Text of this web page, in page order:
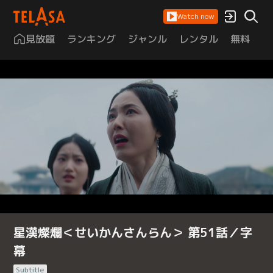
Watch now
見放題 ランキング ジャンル レンタル 無料
星漢燦爛＜せいかんさんらん＞ 第51話／字
幕
Subtitle